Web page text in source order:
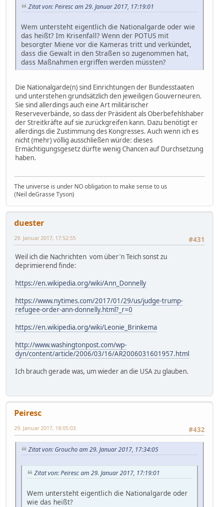
Zitat von: Peiresc am 29. Januar 2017, 17:19:01
Wem untersteht eigentlich die Nationalgarde oder wie
das heißt? Im Krisenfall? Wenn der POTUS mit
besorgter Miene vor die Kameras tritt und verkündet,
dass die Gewalt in den Straßen so zugenommen hat,
dass Maßnahmen ergriffen werden müssten?
Die Nationalgarde(n) sind Einrichtungen der Bundesstaaten
und unterstehen grundsätzlich den jeweiligen Gouverneuren.
Sie sind allerdings auch eine Art militärischer
Reserveverbände, so dass der Präsident als Oberbefehlshaber
der Streitkräfte auf sie zurückgreifen kann. Dazu benötigt er
allerdings die Zustimmung des Kongresses. Auch wenn ich es
nicht (mehr) völlig ausschließen würde: dieses
Ermächtigungsgesetz dürfte wenig Chancen auf Durchsetzung
haben.
The universe is under NO obligation to make sense to us
(Neil deGrasse Tyson)
duester
#431
29. Januar 2017, 17:52:55
Weil ich die Nachrichten vom über'n Teich sonst zu
deprimierend finde:
https://en.wikipedia.org/wiki/Ann_Donnelly
https://www.nytimes.com/2017/01/29/us/judge-trump-
refugee-order-ann-donnelly.html?_r=0
https://en.wikipedia.org/wiki/Leonie_Brinkema
http://www.washingtonpost.com/wp-
dyn/content/article/2006/03/16/AR2006031601957.html
Ich brauch gerade was, um wieder an die USA zu glauben.
Peiresc
#432
29. Januar 2017, 18:05:03
Zitat von: Groucho am 29. Januar 2017, 17:34:05
Zitat von: Peiresc am 29. Januar 2017, 17:19:01
Wem untersteht eigentlich die Nationalgarde oder
wie das heißt?